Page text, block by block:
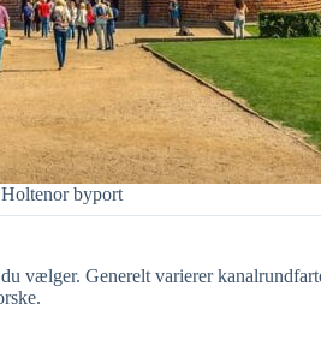
Holtenor byport
vælger. Generelt varierer